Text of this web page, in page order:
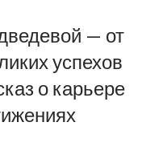
— от
успехов
о карьере